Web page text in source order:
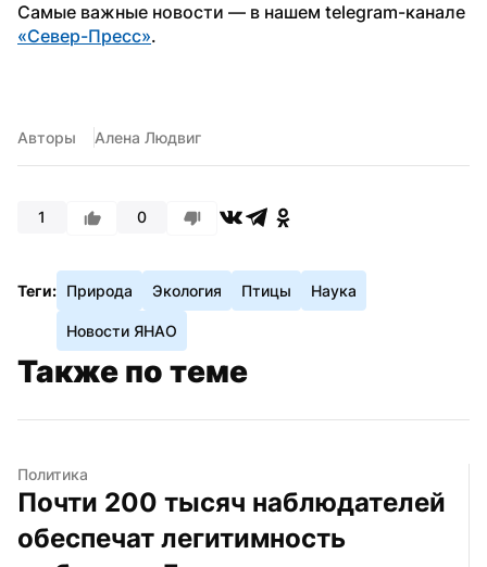
«Север-Пресс».
Авторы Алена Людвиг
1 0
Теги: Природа Экология Птицы Наука
Новости ЯНАО
Также по теме
Политика
Почти 200 тысяч наблюдателей
обеспечат легитимность